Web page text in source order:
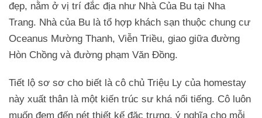
đẹp, nằm ở vị trí đắc địa như Nhà Của Bu tại Nha
Trang. Nhà của Bu là tổ hợp khách sạn thuộc chung cư
Oceanus Mường Thanh, Viễn Triều, giao giữa đường
Hòn Chồng và đường phạm Văn Đồng.
Tiết lộ sơ sơ cho biết là cô chủ Triệu Ly của homestay
này xuất thân là một kiến trúc sư khá nổi tiếng. Cô luôn
muốn đem đến nét thiết kế đặc trưng, ý nghĩa cho mỗi